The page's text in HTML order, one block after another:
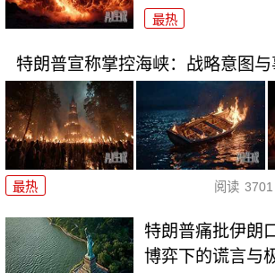
最热
特朗普宣称掌控海峡：战略意图与
最热 阅读 3701
特朗普痛批伊朗
博弈下的谎言与